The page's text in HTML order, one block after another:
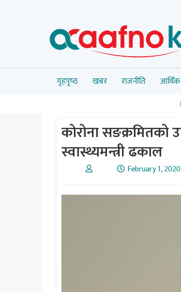
गृहपृष्‍ठ खबर राजनीति आर्थिक
कोरोना सङक्रमितको
स्वास्थ्यमन्त्री ढकाल
February 1,